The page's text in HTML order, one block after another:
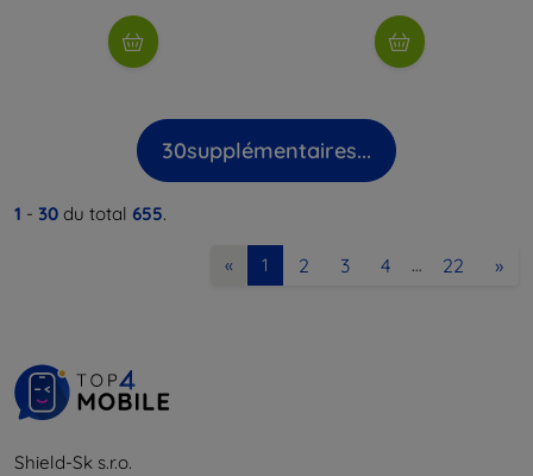
30supplémentaires...
1 - 30 du total 655.
« 1 2 3 4 … 22 »
Shield-Sk s.r.o.